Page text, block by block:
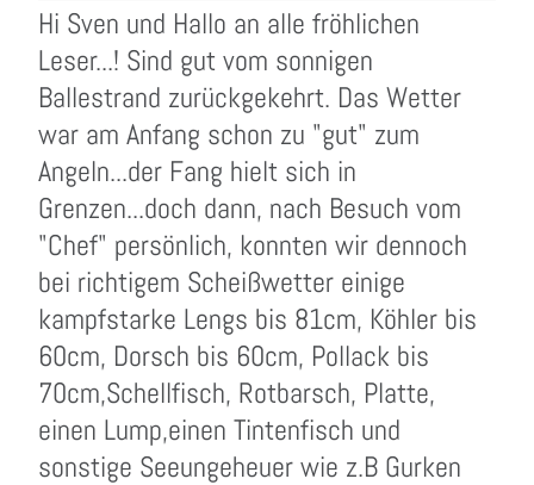
Hi Sven und Hallo an alle fröhlichen
Leser...! Sind gut vom sonnigen
Ballestrand zurückgekehrt. Das Wetter
war am Anfang schon zu "gut" zum
Angeln...der Fang hielt sich in
Grenzen...doch dann, nach Besuch vom
"Chef" persönlich, konnten wir dennoch
bei richtigem Scheißwetter einige
kampfstarke Lengs bis 81cm, Köhler bis
60cm, Dorsch bis 60cm, Pollack bis
70cm,Schellfisch, Rotbarsch, Platte,
einen Lump,einen Tintenfisch und
sonstige Seeungeheuer wie z.B Gurken